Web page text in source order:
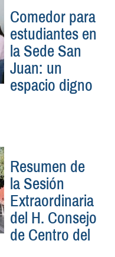
Comedor para
estudiantes en
la Sede San
Juan: un
espacio digno
Resumen de
la Sesión
Extraordinaria
del H. Consejo
de Centro del